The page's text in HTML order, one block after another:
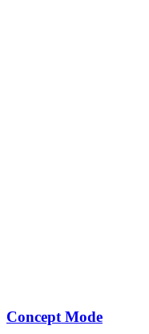
Concept Mode